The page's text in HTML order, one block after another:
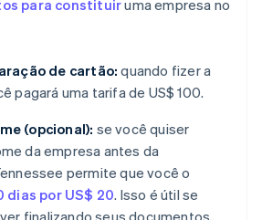
para constituiruma empresa no
de cartão: quando fizer a
pagará uma tarifa de US$ 100.
(opcional): se você quiser
da empresa antes da
permite que você o
dias por US$ 20. Isso é útil se